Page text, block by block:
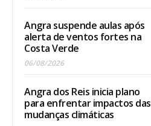
Angra suspende aulas após
alerta de ventos fortes na
Costa Verde
06/08/2026
Angra dos Reis inicia plano
para enfrentar impactos das
mudanças climáticas